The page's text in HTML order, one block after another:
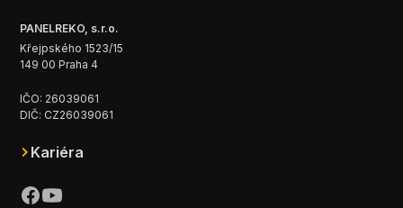
PANELREKO, s.r.o.
Křejpského 1523/15
149 00 Praha 4
IČO: 26039061
DIČ: CZ26039061
Kariéra